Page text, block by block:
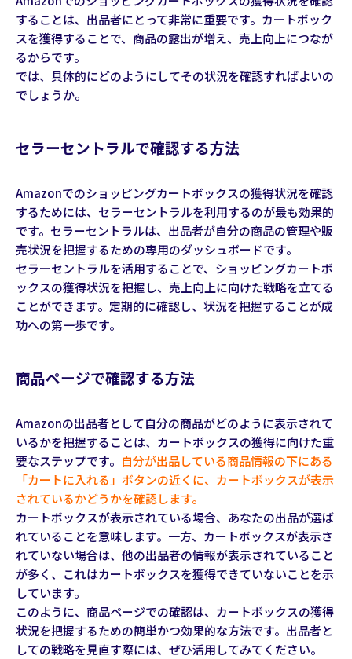
することは、出品者にとって非常に重要です。カートボック
スを獲得することで、商品の露出が増え、売上向上につなが
るからです。
では、具体的にどのようにしてその状況を確認すればよいの
でしょうか。
セラーセントラルで確認する方法
Amazonでのショッピングカートボックスの獲得状況を確認
するためには、セラーセントラルを利用するのが最も効果的
です。セラーセントラルは、出品者が自分の商品の管理や販
売状況を把握するための専用のダッシュボードです。
セラーセントラルを活用することで、ショッピングカートボ
ックスの獲得状況を把握し、売上向上に向けた戦略を立てる
ことができます。定期的に確認し、状況を把握することが成
功への第一歩です。
商品ページで確認する方法
Amazonの出品者として自分の商品がどのように表示されて
いるかを把握することは、カートボックスの獲得に向けた重
要なステップです。 自分が出品している商品情報の下にある
「カートに入れる」ボタンの近くに、カートボックスが表示
されているかどうかを確認します。
カートボックスが表示されている場合、あなたの出品が選ば
れていることを意味します。一方、カートボックスが表示さ
れていない場合は、他の出品者の情報が表示されていること
が多く、これはカートボックスを獲得できていないことを示
しています。
このように、商品ページでの確認は、カートボックスの獲得
状況を把握するための簡単かつ効果的な方法です。出品者と
しての戦略を見直す際には、ぜひ活用してみてください。